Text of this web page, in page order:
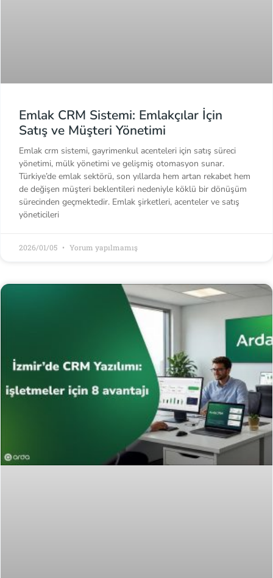
Emlak CRM Sistemi: Emlakçılar İçin
Satış ve Müşteri Yönetimi
Emlak crm sistemi, gayrimenkul acenteleri için satış süreci
yönetimi, mülk yönetimi ve gelişmiş otomasyon sunar.
Türkiye’de emlak sektörü, son yıllarda hem artan rekabet hem
de değişen müşteri beklentileri nedeniyle köklü bir dönüşüm
sürecinden geçmektedir. Emlak şirketleri, acenteler ve satış
yöneticileri
2026/01/05 Yorum yapılmamış